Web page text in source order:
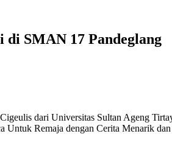
di SMAN 17 Pandeglang
dari Universitas Sultan Ageng
Untuk Remaja dengan Cerita Menarik